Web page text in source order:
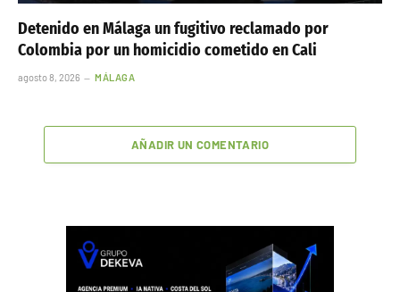
Detenido en Málaga un fugitivo reclamado por
Colombia por un homicidio cometido en Cali
agosto 8, 2026 MÁLAGA
AÑADIR UN COMENTARIO